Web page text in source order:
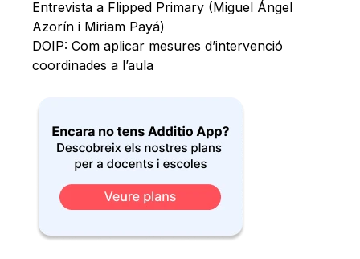
Entrevista a Flipped Primary (Miguel Ángel
Azorín i Miriam Payá)
DOIP: Com aplicar mesures d’intervenció
coordinades a l’aula